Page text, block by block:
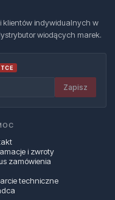
klientów indywidualnych w
wiodących marek.
Zapisz
i zwroty
zamówienia
techniczne